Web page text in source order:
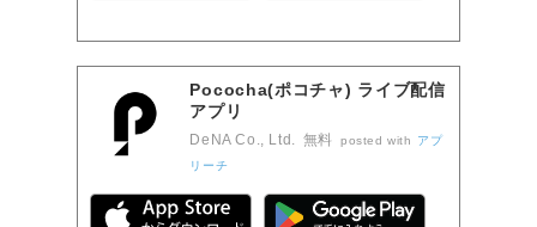
Pococha(ポコチャ) ライブ配信
アプリ
DeNA Co., Ltd. 無料 posted with
アプ
リーチ